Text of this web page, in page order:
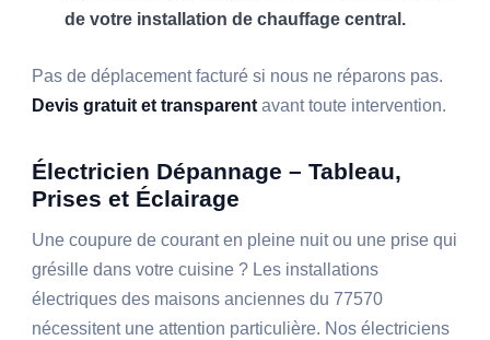
de votre installation de chauffage central.
Pas de déplacement facturé si nous ne réparons pas.
Devis gratuit et transparentavant toute intervention.
Électricien Dépannage – Tableau,
Prises et Éclairage
Une coupure de courant en pleine nuit ou une prise qui
grésille dans votre cuisine ? Les installations
électriques des maisons anciennes du 77570
nécessitent une attention particulière. Nos électriciens